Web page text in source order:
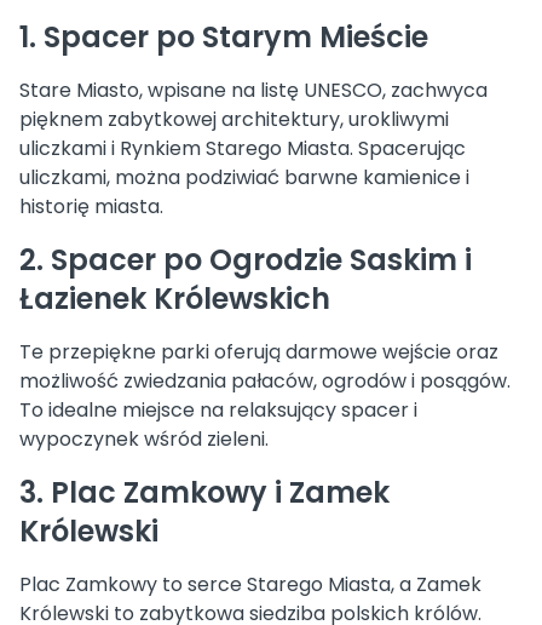
1. Spacer po Starym Mieście
Stare Miasto, wpisane na listę UNESCO, zachwyca
pięknem zabytkowej architektury, urokliwymi
uliczkami i Rynkiem Starego Miasta. Spacerując
uliczkami, można podziwiać barwne kamienice i
historię miasta.
2. Spacer po Ogrodzie Saskim i
Łazienek Królewskich
Te przepiękne parki oferują darmowe wejście oraz
możliwość zwiedzania pałaców, ogrodów i posągów.
To idealne miejsce na relaksujący spacer i
wypoczynek wśród zieleni.
3. Plac Zamkowy i Zamek
Królewski
Plac Zamkowy to serce Starego Miasta, a Zamek
Królewski to zabytkowa siedziba polskich królów.